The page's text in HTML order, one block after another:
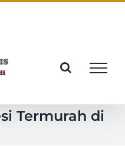
Termurah di